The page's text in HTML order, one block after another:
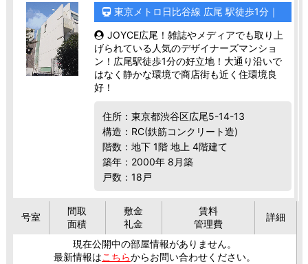
東京メトロ日比谷線 広尾 駅徒歩1分｜
JOYCE広尾！雑誌やメディアでも取り上
げられている人気のデザイナーズマンショ
ン！広尾駅徒歩1分の好立地！大通り沿いで
はなく静かな環境で商店街も近く住環境良
好！
住所：東京都渋谷区広尾5-14-13
構造：RC(鉄筋コンクリート造)
階数：地下 1階 地上 4階建て
築年：2000年 8月築
戸数：18戸
号室
間取
面積
敷金
礼金
賃料
管理費
詳細
現在公開中の部屋情報がありません。
最新情報はこちらからお問い合わせください。